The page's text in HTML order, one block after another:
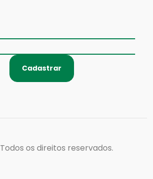
Cadastrar
Todos os direitos reservados.